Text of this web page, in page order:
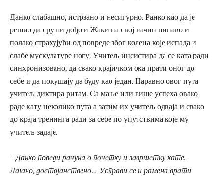
Данко слабашно, истрзано и несигурно. Ранко као да је
решио да сруши дођо и Жаки на свој начин пипаво и
полако страхујући од повреде због колена које испада и
слабе мускулатуре ногу. Учитељ инсистира да се ката ради
синхронизовано, да свако крајичком ока прати оног до
себе и да покушају да буду као један. Наравно овог пута
учитељ диктира ритам. Са мање или више успеха овако
раде кату неколико пута а затим их учитељ одваја и свако
до краја тренинга ради за себе по упутствима које му
учитељ задаје.
– Данко поведи рачуна о почетку и завршетку кате.
Лагано, достојанствено… Усправи се и рамена врати